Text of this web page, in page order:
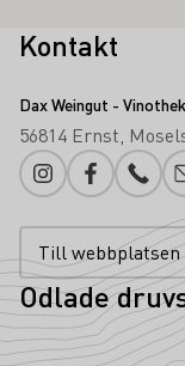
Kontakt
Dax Weingut - Vinothek
56814 Ernst
InstagramFacebook
Till webbplatsen
Odlade